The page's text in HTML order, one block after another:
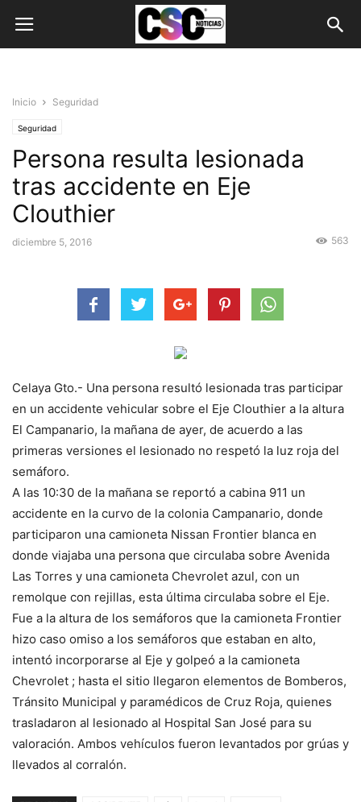
Inicio Seguridad
Seguridad
Persona resulta lesionada
tras accidente en Eje
Clouthier
diciembre 5, 2016 563
Celaya Gto.- Una persona resultó lesionada tras participar
en un accidente vehicular sobre el Eje Clouthier a la altura
El Campanario, la mañana de ayer, de acuerdo a las
primeras versiones el lesionado no respetó la luz roja del
semáforo.
A las 10:30 de la mañana se reportó a cabina 911 un
accidente en la curvo de la colonia Campanario, donde
participaron una camioneta Nissan Frontier blanca en
donde viajaba una persona que circulaba sobre Avenida
Las Torres y una camioneta Chevrolet azul, con un
remolque con rejillas, esta última circulaba sobre el Eje.
Fue a la altura de los semáforos que la camioneta Frontier
hizo caso omiso a los semáforos que estaban en alto,
intentó incorporarse al Eje y golpeó a la camioneta
Chevrolet ; hasta el sitio llegaron elementos de Bomberos,
Tránsito Municipal y paramédicos de Cruz Roja, quienes
trasladaron al lesionado al Hospital San José para su
valoración. Ambos vehículos fueron levantados por grúas y
llevados al corralón.